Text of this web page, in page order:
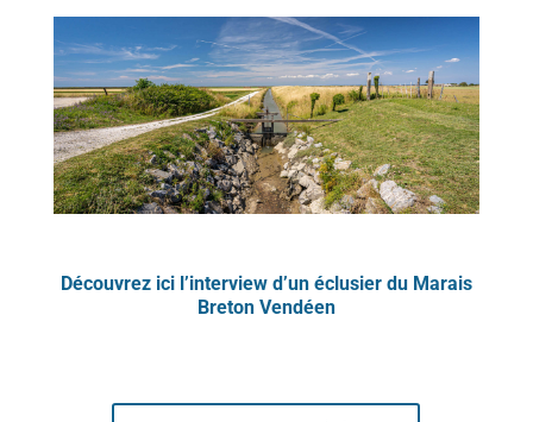
Découvrez ici l’interview d’un éclusier du Marais
Breton Vendéen